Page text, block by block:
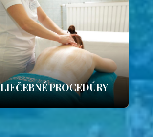
LIEČEBNÉ PROCEDÚRY